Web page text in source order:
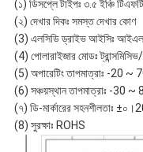
(১) ডিসপ্লে টাইপঃ ৩.৫ ইঞ্চি টিএফটি
(২) দেখার দিকঃ সমস্ত দেখার কোণ
(3) এলসিডি ড্রাইভ আইসিঃ
(4) পোলারাইজার মোডঃ
(5) অপারেটিং তাপমাত্রাঃ -20 ~
(6) সঞ্চয়স্থান তাপমাত্রাঃ -30 ~
(৭) ডি-মার্কারের সহনশীলতাঃ
(8) সুরক্ষাঃ ROHS